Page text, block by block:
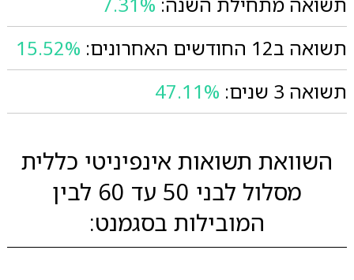
תשואה ב12 החודשים האחרונים:
15.52%
תשואה 3 שנים:
47.11%
השוואת תשואות אינפיניטי כללית
מסלול לבני 50 עד 60 לבין
המובילות בסגמנט: